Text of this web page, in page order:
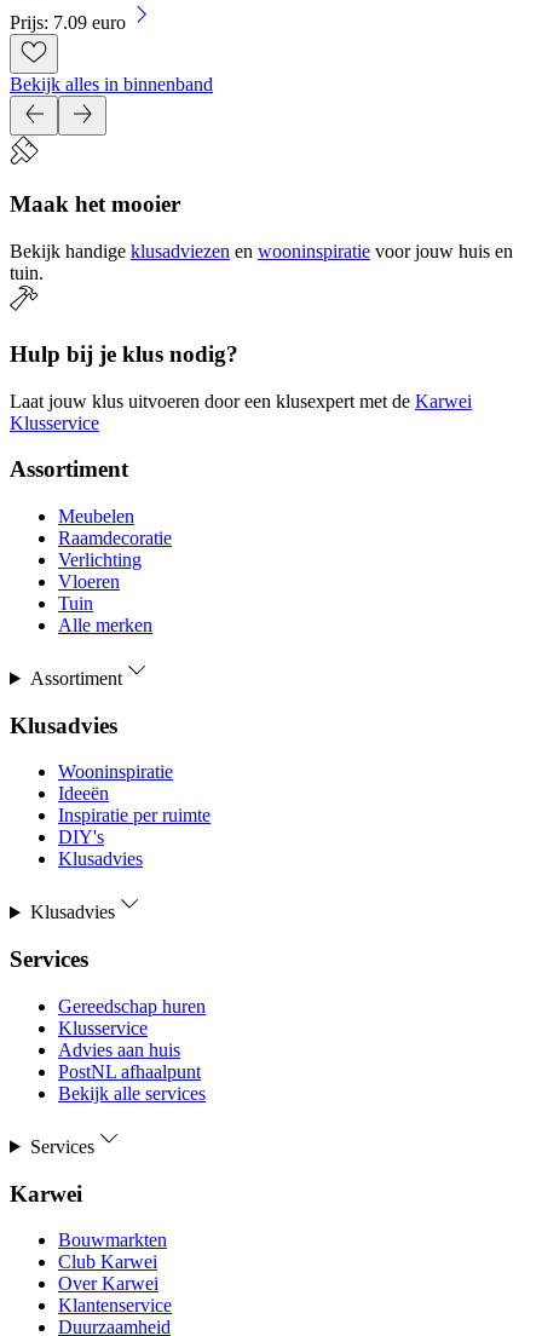
Prijs: 7.09 euro
Bekijk alles in binnenband
Maak het mooier
Bekijk handige klusadviezen en wooninspiratie voor jouw huis en
tuin.
Hulp bij je klus nodig?
Laat jouw klus uitvoeren door een klusexpert met de Karwei
Klusservice
Assortiment
Meubelen
Raamdecoratie
Verlichting
Vloeren
Tuin
Alle merken
Assortiment
Klusadvies
Wooninspiratie
Ideeën
Inspiratie per ruimte
DIY's
Klusadvies
Klusadvies
Services
Gereedschap huren
Klusservice
Advies aan huis
PostNL afhaalpunt
Bekijk alle services
Services
Karwei
Bouwmarkten
Club Karwei
Over Karwei
Klantenservice
Duurzaamheid